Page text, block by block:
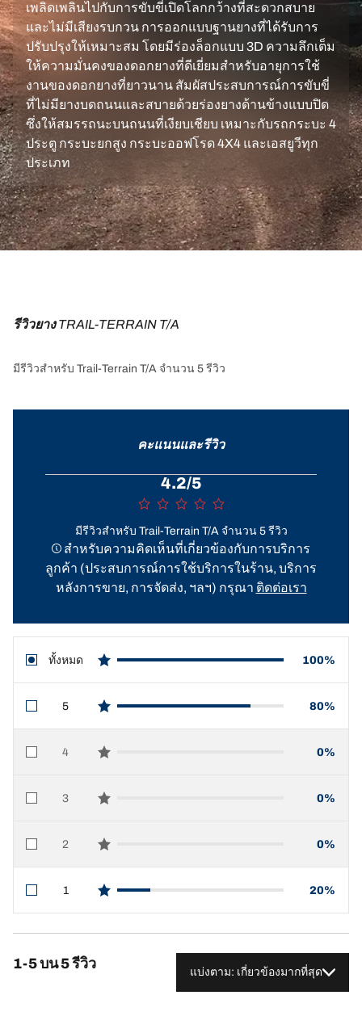
เพลิดเพลินไปกับการขับขี่เปิดโลกกว้างที่สะดวกสบาย
และไม่มีเสียงรบกวน การออกแบบฐานยางที่ได้รับการ
ปรับปรุงให้เหมาะสม โดยมีร่องล็อกแบบ 3D ความลึกเต็ม
ให้ความมั่นคงของดอกยางที่ดีเยี่ยมสำหรับอายุการใช้
งานของดอกยางที่ยาวนาน สัมผัสประสบการณ์การขับขี่
ที่ไม่มียางบดถนนและสบายด้วยร่องยางด้านข้างแบบปิด
ซึ่งให้สมรรถนะบนถนนที่เงียบเชียบ เหมาะกับรถกระบะ 4
ประตู กระบะยกสูง กระบะออฟโรด 4X4 และเอสยูวีทุก
ประเภท
รีวิวยาง TRAIL-TERRAIN T/A
มีรีวิวสำหรับ Trail-Terrain T/A จำนวน 5 รีวิว
คะแนนและรีวิว
4.2/5
มีรีวิวสำหรับ Trail-Terrain T/A จำนวน 5 รีวิว
สำหรับความคิดเห็นที่เกี่ยวข้องกับการบริการ
ลูกค้า (ประสบการณ์การใช้บริการในร้าน, บริการ
หลังการขาย, การจัดส่ง, ฯลฯ) กรุณา ติดต่อเรา
ทั้งหมด
star reviews
100%
5
star reviews
80%
4
star reviews
0%
3
star reviews
0%
2
star reviews
0%
1
star reviews
20%
1-5 บน 5 รีวิว
แบ่งตาม: เกี่ยวข้องมากที่สุด